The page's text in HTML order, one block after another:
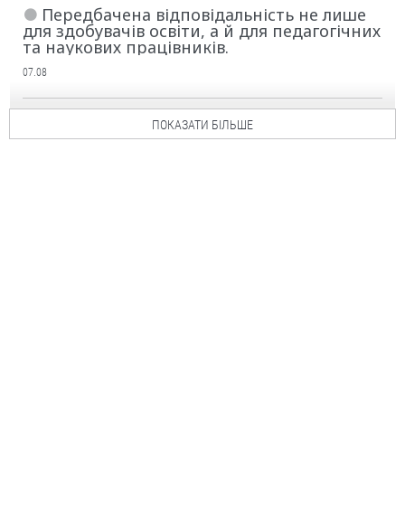
Передбачена відповідальність не лише
для здобувачів освіти, а й для педагогічних
та наукових працівників.
07.08
ПОКАЗАТИ БІЛЬШЕ